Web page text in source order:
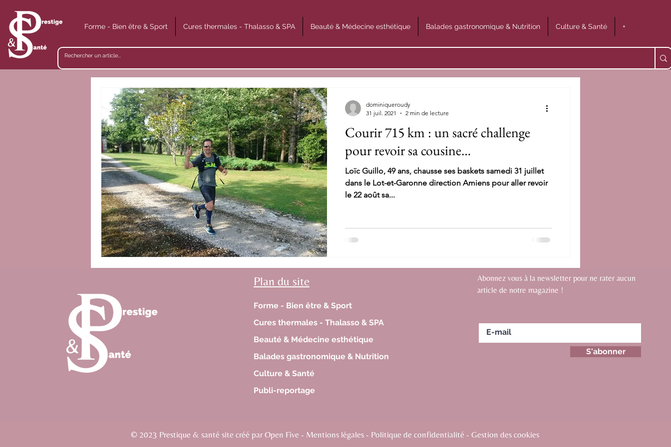
Forme - Bien être & Sport Cures thermales - Thalasso & SPA Beauté & Médecine esthétique Balades gastronomique & Nutrition Culture & Santé +
Courir 715 km : un sacré challenge
pour revoir sa cousine…
Loïc Guillo, 49 ans, chausse ses baskets samedi 31 juillet
dans le Lot-et-Garonne direction Amiens pour aller revoir
le 22 août sa...
dominiqueroudy
31 juil. 2021
2 min de lecture
Plan du site
Forme - Bien être & Sport
Cures thermales - Thalasso & SPA
Beauté & Médecine esthétique
Balades gastronomique & Nutrition
Culture & Santé
Publi-reportage
Abonnez vous à la newsletter pour ne rater aucun
article de notre magazine !
S'abonner
© 2023 Prestique & santé site créé par Open Five - Mentions légales - Politique de confidentialité - Gestion des cookies